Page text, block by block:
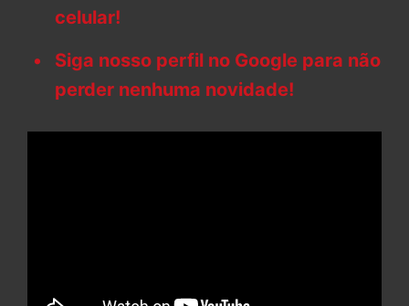
celular!
Siga nosso perfil no Google para não
perder nenhuma novidade!